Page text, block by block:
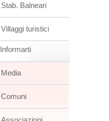
Stab. Balneari
Villaggi turistici
Informarti
Media
Comuni